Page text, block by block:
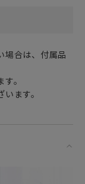
ータイムのお供
いる方、大切
場合は、付属品
。
ます。